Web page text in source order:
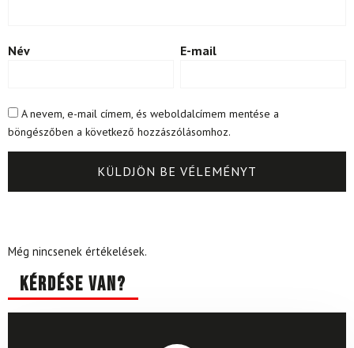
Név E-mail
A nevem, e-mail címem, és weboldalcímem mentése a
böngészőben a következő hozzászólásomhoz.
Még nincsenek értékelések.
Kérdése van?